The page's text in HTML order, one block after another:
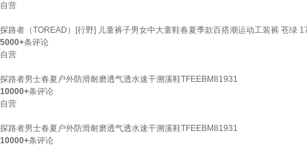
自营
探路者（TOREAD）[行野] 儿童裤子男女中大童鞋春夏季款百搭潮运动工装裤 苍绿
5000+条评论
自营
探路者男士春夏户外防滑耐磨透气透水速干溯溪鞋TFEEBM81931
10000+条评论
自营
探路者男士春夏户外防滑耐磨透气透水速干溯溪鞋TFEEBM81931
10000+条评论